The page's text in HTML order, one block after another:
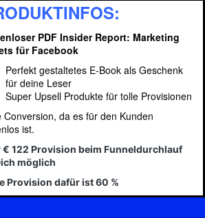
PDF Insider Report: Marketing
für Facebook
Perfekt gestaltetes E-Book als Geschenk
für deine Leser
Super Upsell Produkte für tolle Provisionen
Conversion, da es für den Kunden
ist.
€ 122 Provision beim Funneldurchlauf
möglich
Provision dafür ist 60 %